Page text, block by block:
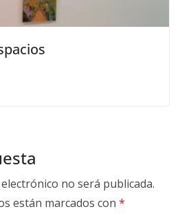
no será publicada.
están marcados con *